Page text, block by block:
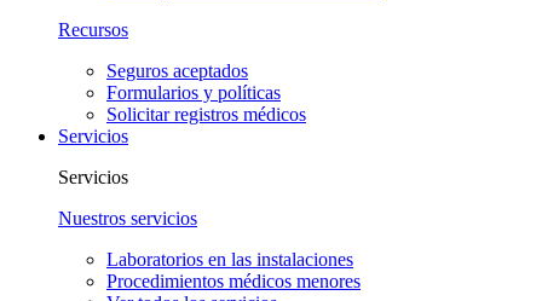
Recursos
Seguros aceptados
Formularios y políticas
Solicitar registros médicos
Servicios
Servicios
Nuestros servicios
Laboratorios en las instalaciones
Procedimientos médicos menores